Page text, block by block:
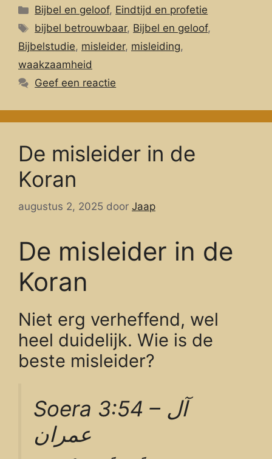
Categorieën
Bijbel en geloof, Eindtijd en profetie
Tags
bijbel betrouwbaar, Bijbel en geloof,
Bijbelstudie, misleider, misleiding,
waakzaamheid
Geef een reactie
De misleider in de
Koran
augustus 2, 2025 door Jaap
De misleider in de
Koran
Niet erg verheffend, wel
heel duidelijk. Wie is de
beste misleider?
Soera 3:54 – آل
عمران